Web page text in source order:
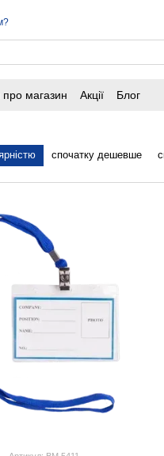
про магазин Акції
Блог
спочатку дешевше